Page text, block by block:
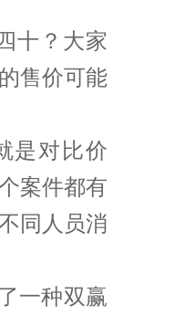
十？大家
售价可能
是对比价
案件都有
同人员消
一种双赢